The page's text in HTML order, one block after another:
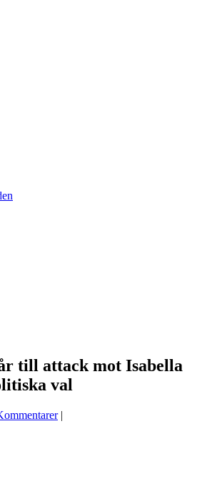
till attack mot Isabella
val
|